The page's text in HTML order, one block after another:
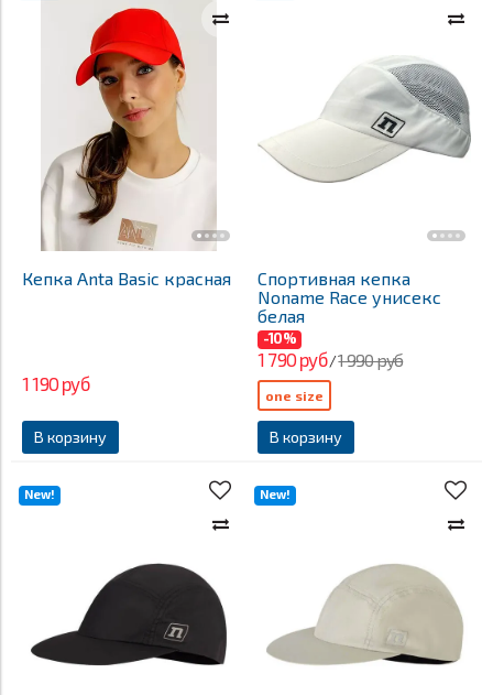
Кепка Anta Basic красная
1 190 руб
В корзину
Спортивная кепка
Noname Race унисекс
белая
-10%
1 790 руб/1 990 руб
В корзину
one size
New! New!